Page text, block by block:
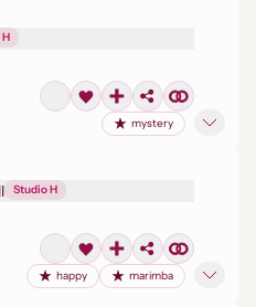
mystery
Studio H
happy marimba